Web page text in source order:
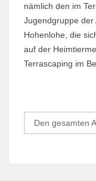
nämlich den im
Jugendgruppe der
Hohenlohe, die
auf der
Terrascaping im
Den gesamten